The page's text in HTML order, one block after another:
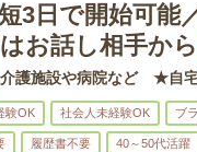
3日で開始可能
お話し相手から
介護施設や病院など ★自宅
験OK 社会人未経験OK ブ
履歴書不要 40～50代活躍